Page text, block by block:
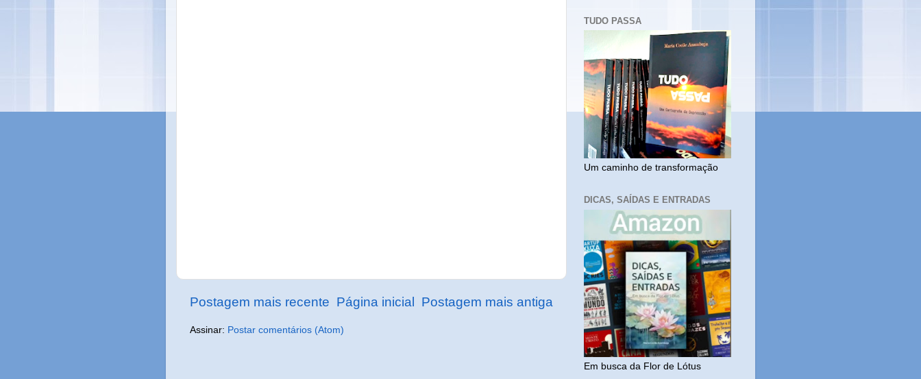
Postagem mais recente Postagem mais antiga
Página inicial
Assinar: Postar comentários (Atom)
TUDO PASSA
Um caminho de transformação
DICAS, SAÍDAS E ENTRADAS
Em busca da Flor de Lótus